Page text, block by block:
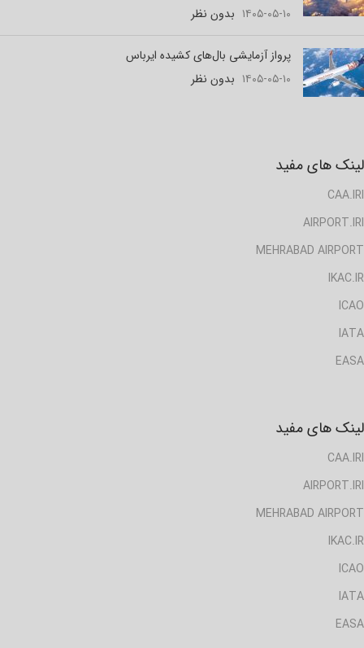
۱۴۰۵-۰۵-۱۰ بدون نظر
پرواز آزمایشی بال‌های کشیده ایرباس
۱۴۰۵-۰۵-۱۰ بدون نظر
لینک های مفید
CAA.IRI
AIRPORT.IRI
MEHRABAD AIRPORT
IKAC.IR
ICAO
IATA
EASA
لینک های مفید
CAA.IRI
AIRPORT.IRI
MEHRABAD AIRPORT
IKAC.IR
ICAO
IATA
EASA